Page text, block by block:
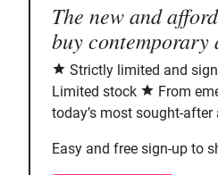
The new and
buy contemporary
Strictly limited and
Limited stock
From
today’s most sought-after
Easy and free sign-up to